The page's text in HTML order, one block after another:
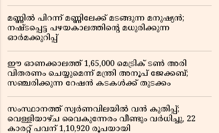
മണ്ണിൽ പിറന്ന് മണ്ണിലേക്ക് മടങ്ങുന്ന മനുഷ്യൻ;
നഷ്ടപ്പെട്ട പഴയകാലത്തിൻ്റെ മധുരിക്കുന്ന
ഓർമക്കുറിപ്പ്
ഈ ഓണക്കാലത്ത് 1,65,000 മെട്രിക് ടൺ അരി
വിതരണം ചെയ്യുമെന്ന് മന്ത്രി അനൂപ് ജേക്കബ്;
സഞ്ചരിക്കുന്ന റേഷൻ കടകൾക്ക് തുടക്കം
സംസ്ഥാനത്ത് സ്വർണവിലയിൽ വൻ കുതിപ്പ്;
വെള്ളിയാഴ്ച വൈകുന്നേരം വീണ്ടും വർധിച്ചു, 22
കാരറ്റ് പവന് 1,10,920 രൂപയായി